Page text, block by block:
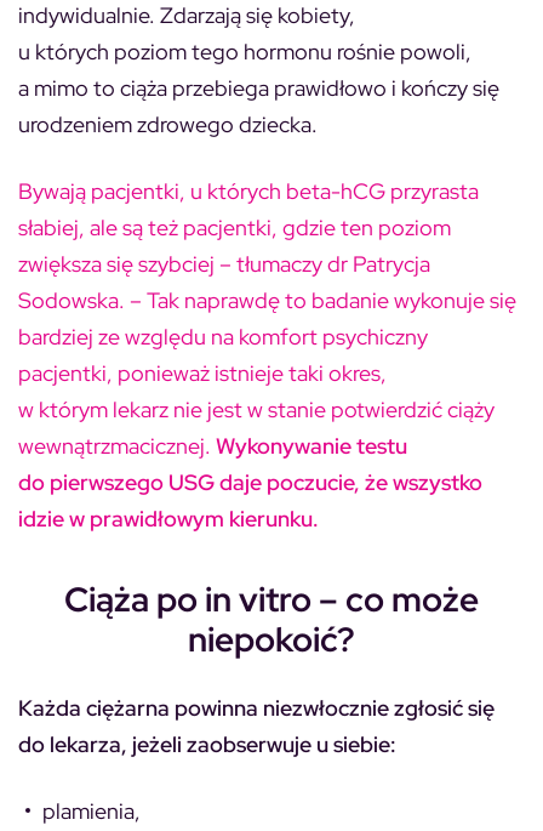
indywidualnie. Zdarzają się kobiety,
u których poziom tego hormonu rośnie powoli,
a mimo to ciąża przebiega prawidłowo i kończy się
urodzeniem zdrowego dziecka.
Bywają pacjentki, u których beta-hCG przyrasta
słabiej, ale są też pacjentki, gdzie ten poziom
zwiększa się szybciej – tłumaczy dr Patrycja
Sodowska. – Tak naprawdę to badanie wykonuje się
bardziej ze względu na komfort psychiczny
pacjentki, ponieważ istnieje taki okres,
w którym lekarz nie jest w stanie potwierdzić ciąży
wewnątrzmacicznej. Wykonywanie testu
do pierwszego USG daje poczucie, że wszystko
idzie w prawidłowym kierunku.
Ciąża po in vitro – co może
niepokoić?
Każda ciężarna powinna niezwłocznie zgłosić się
do lekarza, jeżeli zaobserwuje u siebie:
plamienia,